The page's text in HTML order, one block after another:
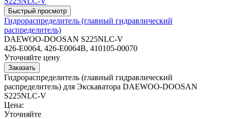
Гидрораспределитель (главный гидравлический
распределитель)
DAEWOO-DOOSAN S225NLC-V
426-E0064, 426-E0064B, 410105-00070
Уточняйте цену
Гидрораспределитель (главный гидравлический
распределитель) для Экскаватора DAEWOO-DOOSAN
S225NLC-V
Цена:
Уточняйте